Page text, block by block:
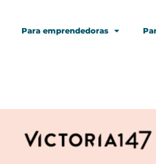
Para emprendedoras